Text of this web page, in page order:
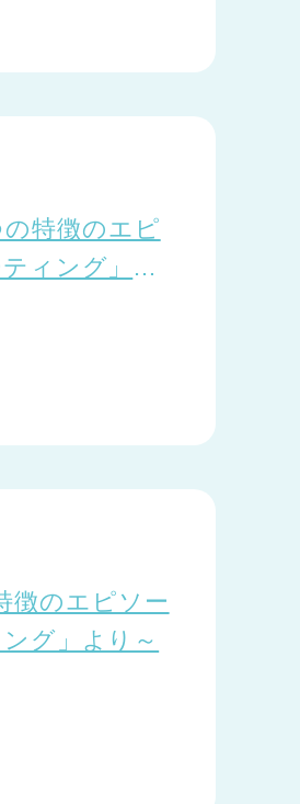
特徴のエピ
ィング」よ
徴のエピソー
グ」より～